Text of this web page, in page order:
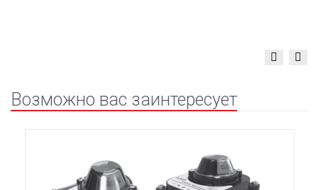
Возможно вас заинтересует